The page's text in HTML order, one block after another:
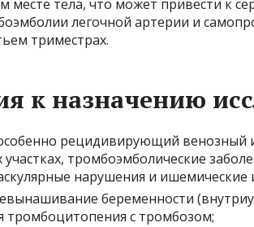
месте тела, что может привести к
легочной артерии и
триместрах.
к назначению
рецидивирующий венозный
участках, тромбоэмболические
нарушения и ишемические
беременности
тромбоцитопения с тромбозом;